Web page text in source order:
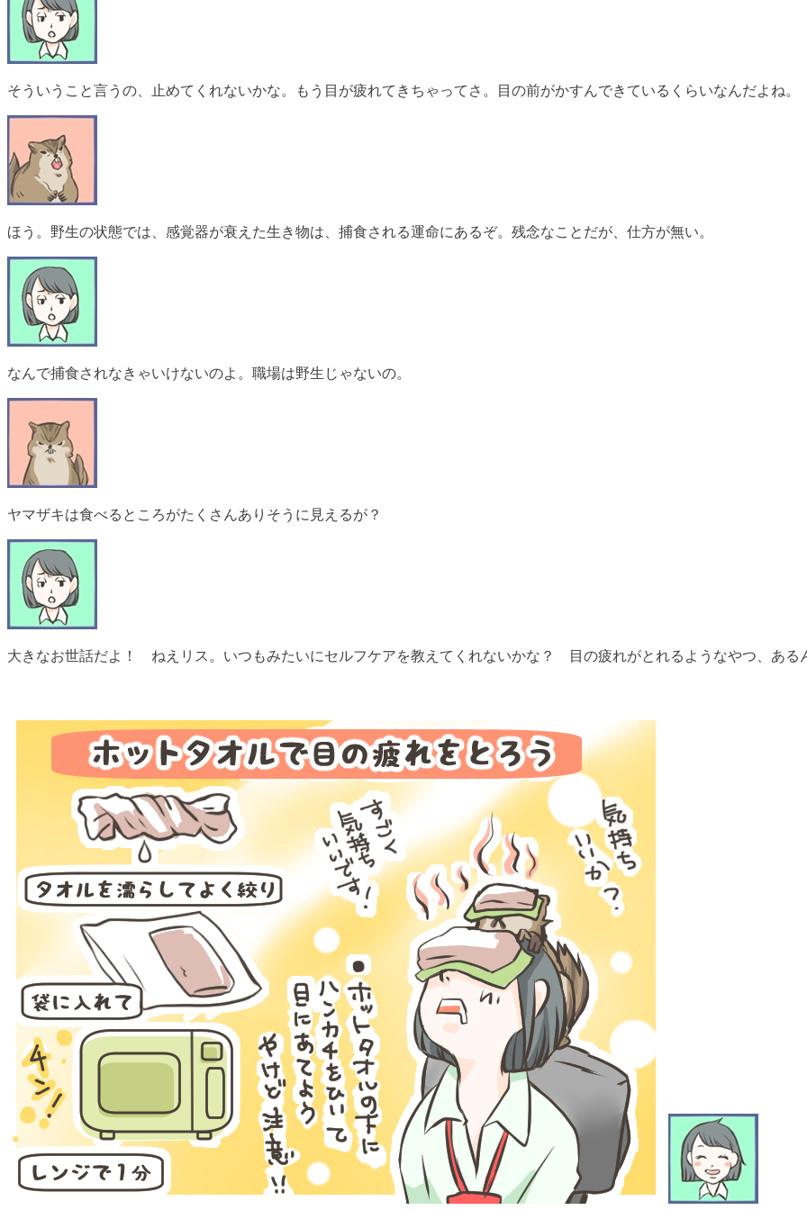
そういうこと言うの、止めてくれないかな。もう目が疲れてきちゃってさ。目の前がかすんできているくらいなんだよね。
ほう。野生の状態では、感覚器が衰えた生き物は、捕食される運命にあるぞ。残念なことだが、仕方が無い。
なんで捕食されなきゃいけないのよ。職場は野生じゃないの。
ヤマザキは食べるところがたくさんありそうに見えるが？
大きなお世話だよ！ ねえリス。いつもみたいにセルフケアを教えてくれないかな？ 目の疲れがとれるようなやつ、ある